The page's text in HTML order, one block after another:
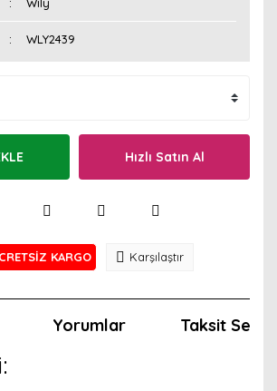
WLY2439
Hızlı Satın Al
KARGO Karşılaştır
Yorumlar Taksit